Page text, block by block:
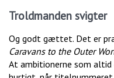
Troldmanden svigter
Og godt gættet. Det er
Caravans to the Outer
At ambitionerne som